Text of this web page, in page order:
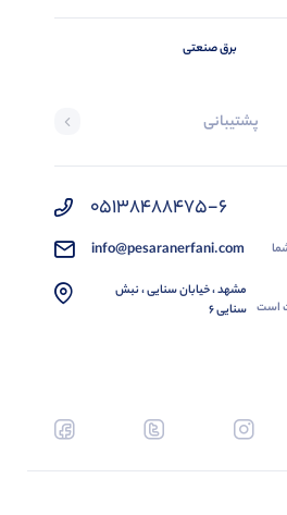
برق صنعتی
پشتیبانی
است
05138488475-6
info@pesaranerfani.com
مشهد ، خیابان سنایی ، نبش
سنایی 6